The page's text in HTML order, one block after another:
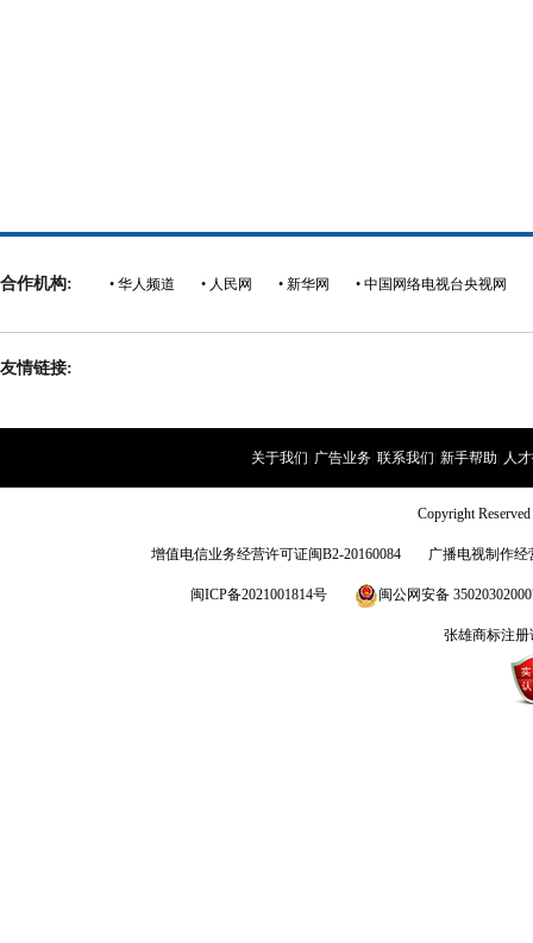
合作机构: • 华人频道 • 人民网 • 新华网 • 中国网络电视台央视网
友情链接:
关于我们 广告业务 联系我们 新手帮助 人
Copyright
增值电信业务经营许可证闽B2-20160084 广播电视制作经
闽ICP备2021001814号 闽公网安备
张雄商标注册